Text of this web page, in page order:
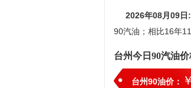
2026年08月09日
90汽油；相比16年
台州今日90汽油
台州90油价：